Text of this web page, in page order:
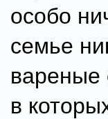
особо
семье
вареные
в